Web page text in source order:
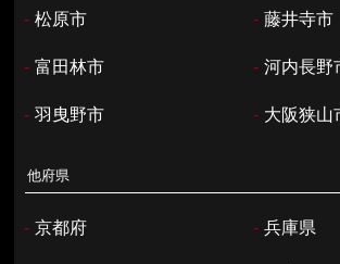
- 松原市 - 藤井寺市
- 富田林市 - 河内長野
- 羽曳野市 - 大阪狭山
他府県
- 京都府 - 兵庫県